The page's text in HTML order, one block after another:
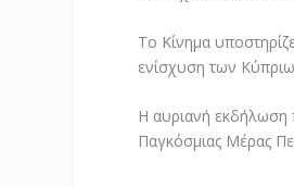
Το Κίνημα
ενίσχυση των
Η αυριανή εκδήλωση
Παγκόσμιας Μέρας